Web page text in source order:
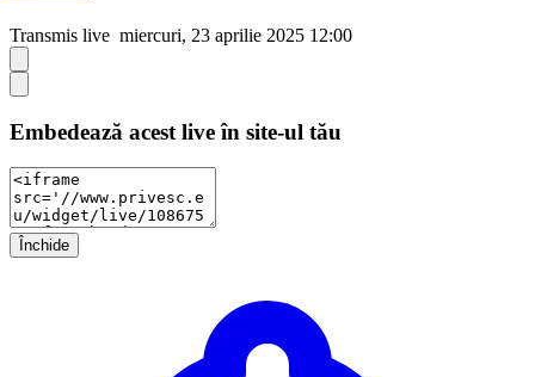
Transmis live miercuri, 23 aprilie 2025 12:00
Embedează acest live în site-ul tău
Închide